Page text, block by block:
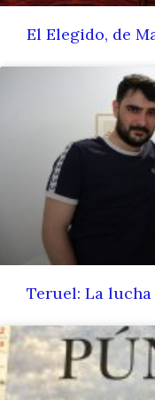
El Elegido, de
Teruel: La